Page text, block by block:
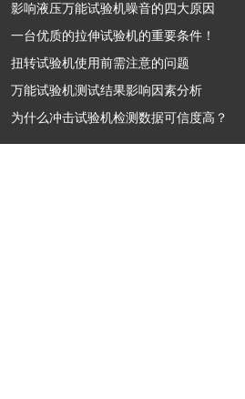
影响液压万能试验机噪音的四大原因
一台优质的拉伸试验机的重要条件！
扭转试验机使用前需注意的问题
万能试验机测试结果影响因素分析
为什么冲击试验机检测数据可信度高？